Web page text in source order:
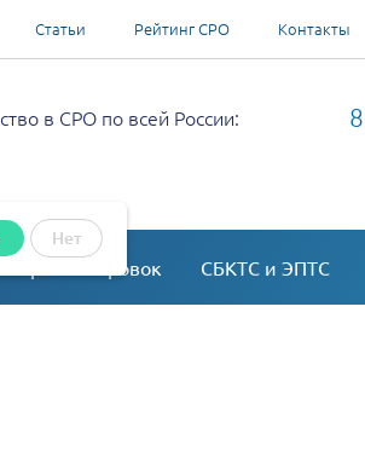
Статьи Рейтинг СРО Контакты
в СРО по всей России:
Нет
перепланировок СБКТС и ЭПТС